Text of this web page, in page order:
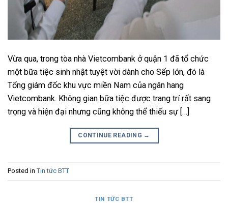
Vừa qua, trong tòa nhà Vietcombank ở quận 1 đã tổ chức
một bữa tiệc sinh nhật tuyệt vời dành cho Sếp lớn, đó là
Tổng giám đốc khu vực miền Nam của ngân hang
Vietcombank. Không gian bữa tiệc được trang trí rất sang
trọng và hiện đại nhưng cũng không thể thiếu sự […]
CONTINUE READING →
Posted inTin tức BTT
TIN TỨC BTT